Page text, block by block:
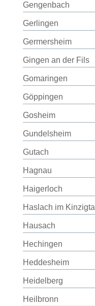
Gengenbach
Gerlingen
Germersheim
Gingen an der Fils
Gomaringen
Göppingen
Gosheim
Gundelsheim
Gutach
Hagnau
Haigerloch
Haslach im Kinzigtal
Hausach
Hechingen
Heddesheim
Heidelberg
Heilbronn